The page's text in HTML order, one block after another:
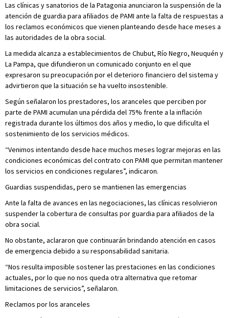
Las clínicas y sanatorios de la Patagonia anunciaron la suspensión de la
atención de guardia para afiliados de PAMI ante la falta de respuestas a
los reclamos económicos que vienen planteando desde hace meses a
las autoridades de la obra social.
La medida alcanza a establecimientos de Chubut, Río Negro, Neuquén y
La Pampa, que difundieron un comunicado conjunto en el que
expresaron su preocupación por el deterioro financiero del sistema y
advirtieron que la situación se ha vuelto insostenible.
Según señalaron los prestadores, los aranceles que perciben por
parte de PAMI acumulan una pérdida del 75% frente a la inflación
registrada durante los últimos dos años y medio, lo que dificulta el
sostenimiento de los servicios médicos.
“Venimos intentando desde hace muchos meses lograr mejoras en las
condiciones económicas del contrato con PAMI que permitan mantener
los servicios en condiciones regulares”, indicaron.
Guardias suspendidas, pero se mantienen las emergencias
Ante la falta de avances en las negociaciones, las clínicas resolvieron
suspender la cobertura de consultas por guardia para afiliados de la
obra social.
No obstante, aclararon que continuarán brindando atención en casos
de emergencia debido a su responsabilidad sanitaria.
“Nos resulta imposible sostener las prestaciones en las condiciones
actuales, por lo que no nos queda otra alternativa que retomar
limitaciones de servicios”, señalaron.
Reclamos por los aranceles